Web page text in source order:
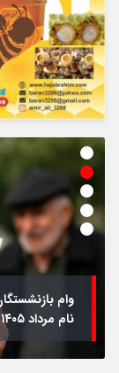
نام مرداد ۱۴۰۵ اعلام شد